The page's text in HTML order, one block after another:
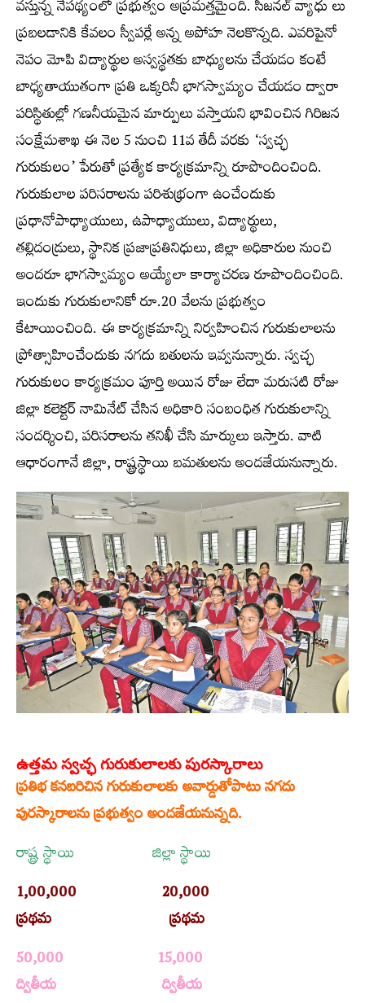
వస్తున్న నేపథ్యంలో ప్రభుత్వం అప్రమత్తమైంది. సీజనల్‌ వ్యాధు లు
ప్రబలడానికి కేవలం స్వీపర్లే అన్న అపోహ నెలకొన్నది. ఎవరిపైనో
నెపం మోపి విద్యార్థుల అస్వస్థతకు బాధ్యులను చేయడం కంటే
బాధ్యతాయుతంగా ప్రతి ఒక్కరినీ భాగస్వామ్యం చేయడం ద్వారా
పరిస్థితుల్లో గణనీయమైన మార్పులు వస్తాయని భావించిన గిరిజన
సంక్షేమశాఖ ఈ నెల 5 నుంచి 11వ తేదీ వరకు ‘స్వచ్ఛ
గురుకులం’ పేరుతో ప్రత్యేక కార్యక్రమాన్ని రూపొందించింది.
గురుకులాల పరిసరాలను పరిశుభ్రంగా ఉంచేందుకు
ప్రధానోపాధ్యాయులు, ఉపాధ్యాయులు, విద్యార్థులు,
తల్లిదండ్రులు, స్థానిక ప్రజాప్రతినిధులు, జిల్లా అధికారుల నుంచి
అందరూ భాగస్వామ్యం అయ్యేలా కార్యాచరణ రూపొందించింది.
ఇందుకు గురుకులానికో రూ.20 వేలను ప్రభుత్వం
కేటాయించింది. ఈ కార్యక్రమాన్ని నిర్వహించిన గురుకులాలను
ప్రోత్సాహించేందుకు నగదు బతులను ఇవ్వనున్నారు. స్వచ్ఛ
గురుకులం కార్యక్రమం పూర్తి అయిన రోజు లేదా మరుసటి రోజు
జిల్లా కలెక్టర్‌ నామినేట్‌ చేసిన అధికారి సంబంధిత గురుకులాన్ని
సందర్శించి, పరిసరాలను తనిఖీ చేసి మార్కులు ఇస్తారు. వాటి
ఆధారంగానే జిల్లా, రాష్ట్రస్థాయి బమతులను అందజేయనున్నారు.
ఉత్తమ స్వచ్ఛ గురుకులాలకు పురస్కారాలు
ప్రతిభ కనబరిచిన గురుకులాలకు అవార్డుతోపాటు నగదు
పురస్కారాలను ప్రభుత్వం అందజేయనున్నది.
రాష్ట్ర స్థాయి జిల్లా స్థాయి
1,00,000 20,000
ప్రథమ ప్రథమ
50,000 15,000
ద్వితీయ ద్వితీయ